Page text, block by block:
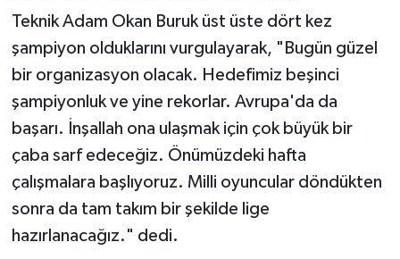
Teknik Adam Okan Buruk üst üste dört kez
şampiyon olduklarını vurgulayarak, "Bugün güzel
bir organizasyon olacak. Hedefimiz beşinci
şampiyonluk ve yine rekorlar. Avrupa'da da
başarı. İnşallah ona ulaşmak için çok büyük bir
çaba sarf edeceğiz. Önümüzdeki hafta
çalışmalara başlıyoruz. Milli oyuncular döndükten
sonra da tam takım bir şekilde lige
hazırlanacağız." dedi.